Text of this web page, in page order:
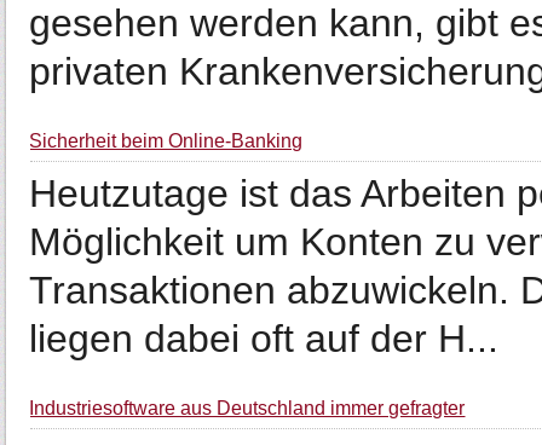
gesehen werden kann, gibt
privaten
Sicherheit beim Online-Banking
Heutzutage ist das Arbeiten
Möglichkeit um Konten zu
Transaktionen abzuwickeln.
liegen dabei oft auf der H...
Industriesoftware aus Deutschland immer gefragter